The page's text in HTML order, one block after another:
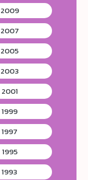
2009
2007
2005
2003
2001
1999
1997
1995
1993